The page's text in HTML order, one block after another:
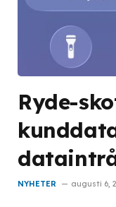
Ryde-
NYHETER augusti 6,